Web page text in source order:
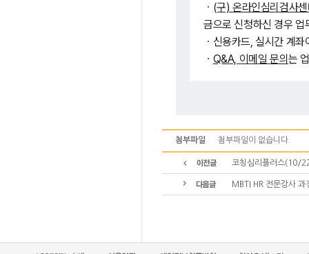
ㆍ (구) 온라인심리검사
금으로 신청하신 경우
ㆍ신용카드, 실시간 계
ㆍ Q&A, 이메일 문의는
첨부파일 첨부파일이 없습니다.
코칭심리플러스(10/
MBTI HR 전문강사